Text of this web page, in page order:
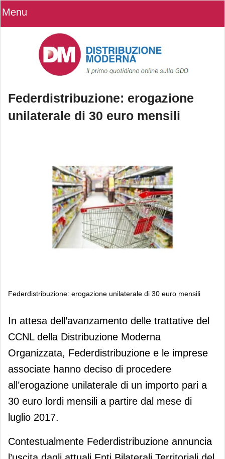
Menu
Federdistribuzione: erogazione
unilaterale di 30 euro mensili
Federdistribuzione: erogazione unilaterale di 30 euro mensili
Federdistribuzione: erogazione
unilaterale di 30 euro mensili
In attesa dell’avanzamento delle trattative del
CCNL della Distribuzione Moderna
Organizzata, Federdistribuzione e le imprese
associate hanno deciso di procedere
all’erogazione unilaterale di un importo pari a
30 euro lordi mensili a partire dal mese di
luglio 2017.
Contestualmente Federdistribuzione annuncia